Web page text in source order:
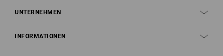
UNTERNEHMEN
INFORMATIONEN